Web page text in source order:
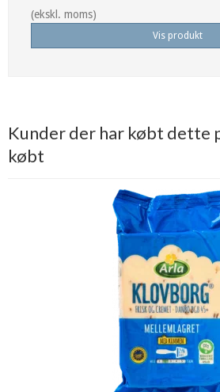
(ekskl. moms)
Vis produkt
Kunder der har købt dette
købt